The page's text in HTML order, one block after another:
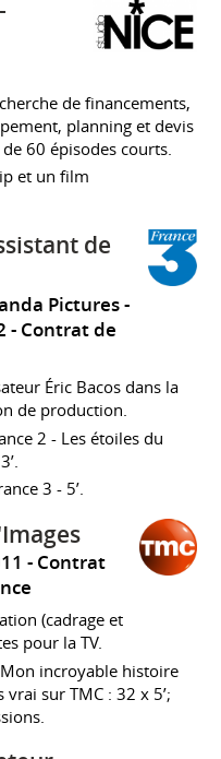
de financements,
planning et devis
60 épisodes courts.
et un film
de
Pictures
Contrat de
Éric Bacos dans la
de production.
2 - Les étoiles du
3 - 5’.
Contrat
(cadrage et
pour la TV.
incroyable histoire
sur TMC : 32 x 5’;